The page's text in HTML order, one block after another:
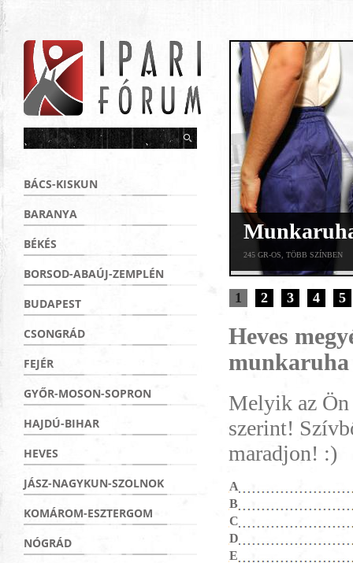
1 2 3 4 5
245 GR-OS, TÖBB SZÍNBEN
BÁCS-KISKUN
BARANYA
BÉKÉS
BORSOD-ABAÚJ-ZEMPLÉN
BUDAPEST
CSONGRÁD
FEJÉR
GYŐR-MOSON-SOPRON
HAJDÚ-BIHAR
HEVES
JÁSZ-NAGYKUN-SZOLNOK
KOMÁROM-ESZTERGOM
NÓGRÁD
Heves
Melyik az Ön
szerint!
maradjon! :)
A
B
C
D
E